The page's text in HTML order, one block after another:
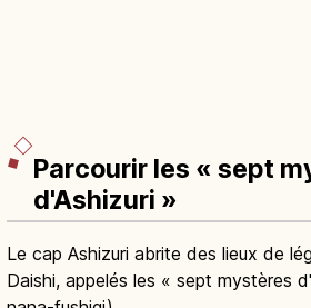
Parcourir les « sept
d'Ashizuri »
Le cap Ashizuri abrite des lieux de
Daishi, appelés les « sept mystères